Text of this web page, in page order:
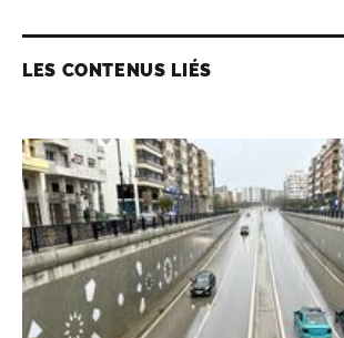
LES CONTENUS LIÉS